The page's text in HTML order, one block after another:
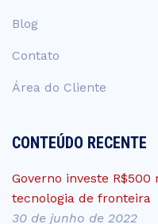
Blog
Contato
Área do Cliente
CONTEÚDO RECENTE
Governo investe
tecnologia de fronteira
30 de junho de 2022